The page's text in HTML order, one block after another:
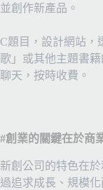
並創作新產品。
C題目，設計網站，
歌」或其他主題書
聊天，按時收費。
#創業的關鍵在於商
新創公司的特色在
過追求成長、規模